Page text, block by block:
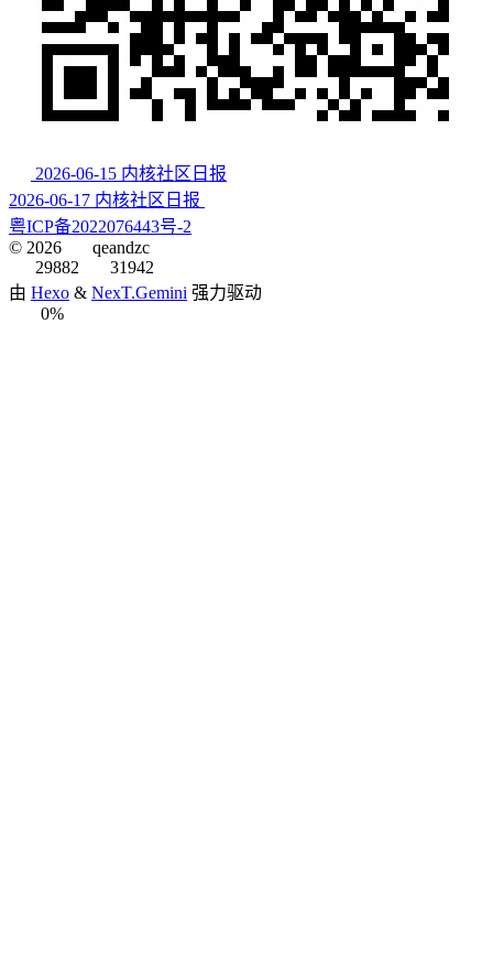
2026-06-15 内核社区日报
2026-06-17 内核社区日报
粤ICP备2022076443号-2
© 2026
qeandzc
29882
31942
由 Hexo & NexT.Gemini 强力驱动
0%